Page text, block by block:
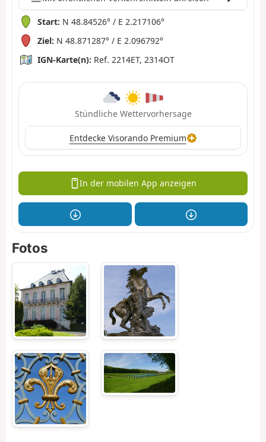
Start: N 48.84526° / E 2.217106°
Ziel: N 48.871287° / E 2.096792°
IGN-Karte(n): Ref. 2214ET, 2314OT
Stündliche Wettervorhersage
Entdecke Visorando Premium
In der mobilen App anzeigen
Fotos